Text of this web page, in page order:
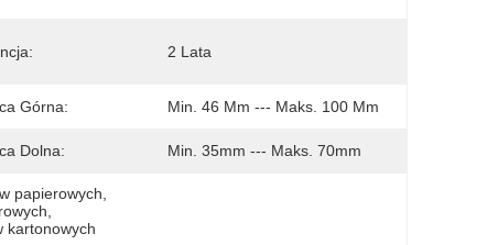
2 Lata
Górna: Min. 46 Mm --- Maks. 100 Mm
Dolna: Min. 35mm --- Maks. 70mm
papierowych
kartonowych